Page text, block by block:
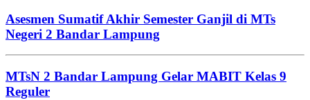
Asesmen Sumatif Akhir Semester Ganjil di MTs
Negeri 2 Bandar Lampung
MTsN 2 Bandar Lampung Gelar MABIT Kelas 9
Reguler